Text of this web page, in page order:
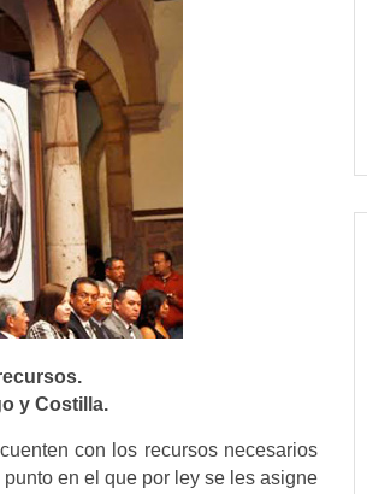
y Costilla.
con los recursos necesarios
en el que por ley se les asigne